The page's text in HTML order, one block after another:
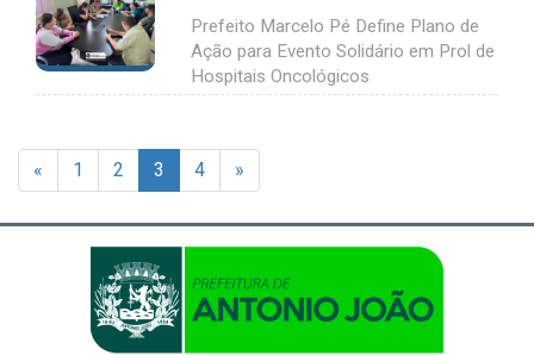
Prefeito Marcelo Pé Define Plano de
Ação para Evento Solidário em Prol de
Hospitais Oncológicos
« 1 2 3 4 »